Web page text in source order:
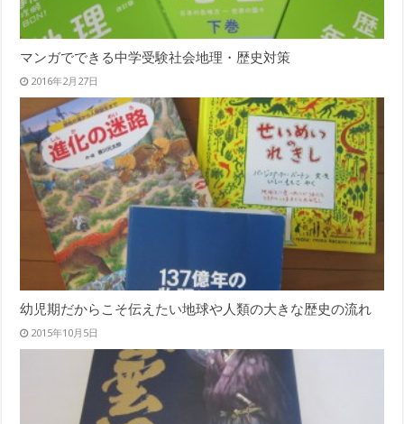
マンガでできる中学受験社会地理・歴史対策
2016年2月27日
幼児期だからこそ伝えたい地球や人類の大きな歴史の流れ
2015年10月5日